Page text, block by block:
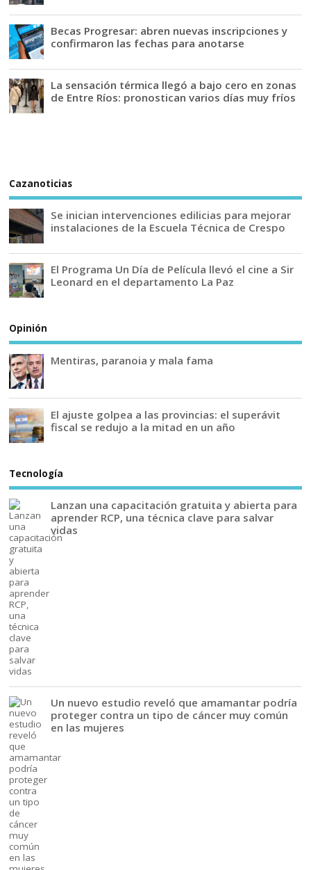
Becas Progresar: abren nuevas inscripciones y
confirmaron las fechas para anotarse
La sensación térmica llegó a bajo cero en zonas
de Entre Ríos: pronostican varios días muy fríos
Cazanoticias
Se inician intervenciones edilicias para mejorar
instalaciones de la Escuela Técnica de Crespo
El Programa Un Día de Película llevó el cine a Sir
Leonard en el departamento La Paz
Opinión
Mentiras, paranoia y mala fama
El ajuste golpea a las provincias: el superávit
fiscal se redujo a la mitad en un año
Tecnología
Lanzan una capacitación gratuita y abierta para
aprender RCP, una técnica clave para salvar
vidas
Un nuevo estudio reveló que amamantar podría
proteger contra un tipo de cáncer muy común
en las mujeres